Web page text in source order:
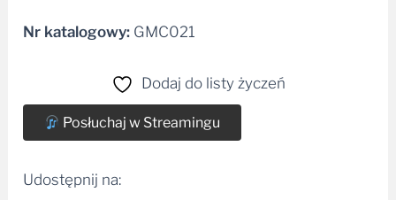
Alternative:
Nr katalogowy: GMC021
Dodaj do listy życzeń
Posłuchaj w Streamingu
Udostępnij na: